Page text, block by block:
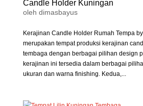
Candle Holder Kuningan
oleh dimasbayus
Kerajinan Candle Holder Rumah Tempa
merupakan tempat produksi kerajinan
tembaga dengan berbagai pilihan design
kerajinan ini tersedia dalam berbagai
ukuran dan warna finishing. Kedua,...